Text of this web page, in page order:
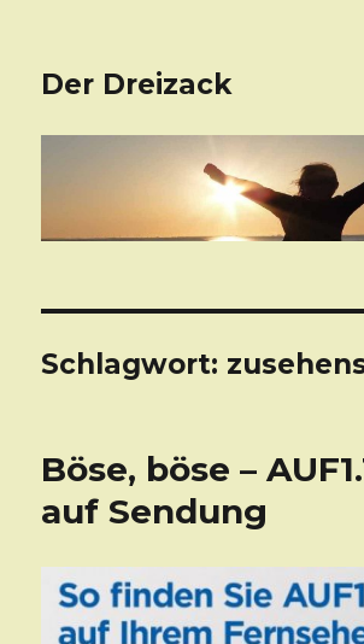
Der Dreizack
Schlagwort:
Böse, böse –
auf Sendung